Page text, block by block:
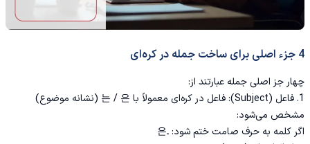
4 جزء اصلی برای ساخت جمله در کره‌ای
چهار جز اصلی جمله عبارتند از:
1. فاعل (Subject): فاعل در کره‌ای معمولاً با 는 / 은 (نشانه‌ موضوع)
مشخص می‌شود:
اگر کلمه به حرف صامت ختم شود: ـ은